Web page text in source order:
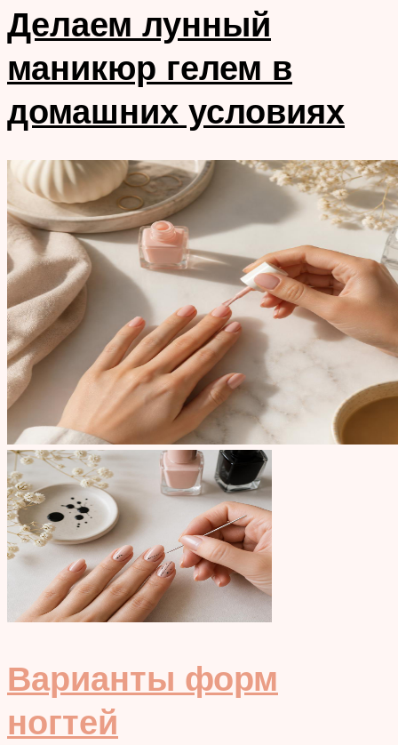
Делаем лунный
маникюр гелем в
домашних условиях
Варианты форм
ногтей